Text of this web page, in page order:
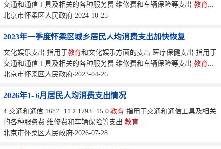
交通和通信工具及相关的各种服务费 维修费和车辆保险等支出 教育
北京市怀柔区人民政府-2024-10-25
2023年一季度怀柔区城乡居民人均消费支出加快恢复
文化娱乐支出 指用于教育和文化娱乐方面的支出 医疗保健支出 指用于
交通和通信工具及相关的各种服务费 维修费和车辆保险等支出 教育
北京市怀柔区人民政府-2023-04-26
2026年1- 6月居民人均消费支出情况
4 交通和通信 1687 -11 2 1793 -15 0 教育 指用于交通和通信工具及相关
的各种服务费 维修费和车辆保险等支出 教育
北京市怀柔区人民政府-2026-07-28